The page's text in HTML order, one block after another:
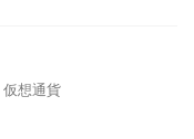
仮想通貨